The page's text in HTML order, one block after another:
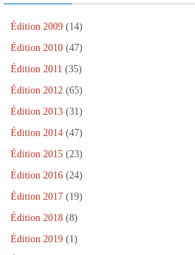
Édition 2009 (14)
Édition 2010 (47)
Édition 2011 (35)
Édition 2012 (65)
Édition 2013 (31)
Édition 2014 (47)
Édition 2015 (23)
Édition 2016 (24)
Édition 2017 (19)
Édition 2018 (8)
Édition 2019 (1)